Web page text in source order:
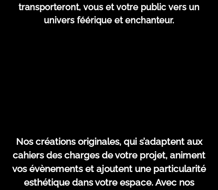
transporteront, vous et votre public vers un
univers féérique et enchanteur.
Nos créations originales, qui s’adaptent aux
cahiers des charges de votre projet, animent
vos évènements et ajoutent une particularité
esthétique dans votre espace. Avec nos